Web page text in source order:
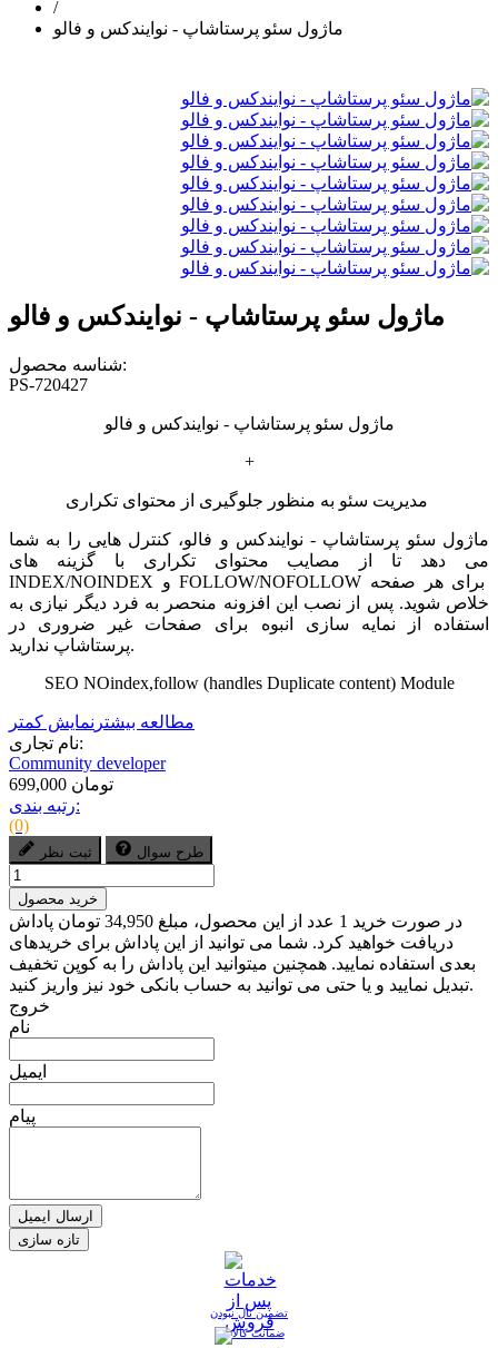
/
ماژول سئو پرستاشاپ - نوایندکس و فالو
ماژول سئو پرستاشاپ - نوایندکس و فالو
شناسه محصول:
PS-720427
ماژول سئو پرستاشاپ - نوایندکس و فالو
+
ماژول سئو پرستاشاپ - نوایندکس و فالو، کنترل هایی را به شما
می دهد تا از مصایب محتوای تکراری با گزینه های
INDEX/NOINDEX و FOLLOW/NOFOLLOW برای هر صفحه
خلاص شوید. پس از نصب این افزونه منحصر به فرد دیگر نیازی به
استفاده از نمایه سازی انبوه برای صفحات غیر ضروری در
پرستاشاپ ندارید.
SEO NOindex,follow (handles Duplicate content) Module
مطالعه بیشتر نمایش کمتر
نام تجاری:
Community developer
699,000 تومان
رتبه بندی:
(0)
ثبت نظر طرح سوال
خرید محصول
در صورت خرید 1 عدد از این محصول، مبلغ 34,950 تومان پاداش
دریافت خواهید کرد. شما می توانید از این پاداش برای خریدهای
بعدی استفاده نمایید. همچنین میتوانید این پاداش را به کوپن تخفیف
تبدیل نمایید و یا حتی می توانید به حساب بانکی خود نیز واریز کنید.
خروج
نام
ایمیل
پیام
ارسال ایمیل
تضمین نال نبودن